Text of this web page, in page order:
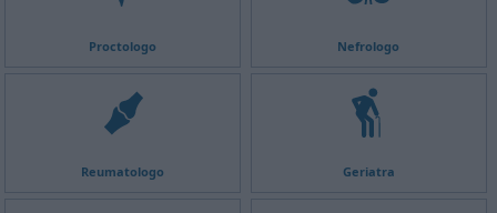
Proctologo Nefrologo
Reumatologo Geriatra